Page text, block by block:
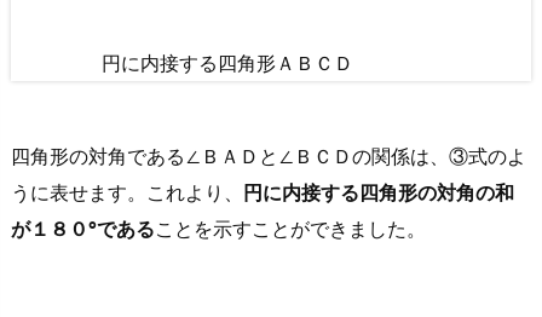
リ
ー
ズ
円に内接する四角形ＡＢＣＤ
四角形の対角である∠ＢＡＤと∠ＢＣＤの関係は、③式のよ
うに表せます。これより、 円に内接する四角形の対角の和
が１８０°であることを示すことができました。